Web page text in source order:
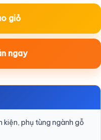
giỏ
ngay
kiện, phụ tùng ngành gỗ